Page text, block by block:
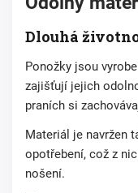
Dlouhá
Ponožky jsou
zajišťují jejich
praních si
Materiál je navržen
opotřebení, což z
nošení.